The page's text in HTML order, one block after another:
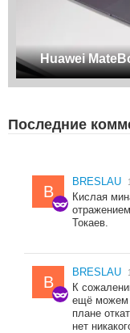
Huawei
Последние
B
BRESLAU
Кислая
Токаев.
B
BRESLAU
К
ещё можем
плане
нет